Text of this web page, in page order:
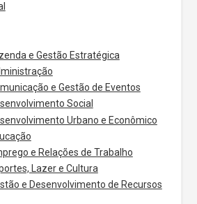
e Gestão Estratégica
e Gestão de Eventos
Social
Urbano e Econômico
e Relações de Trabalho
Lazer e Cultura
e Desenvolvimento de Recursos